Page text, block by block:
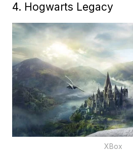
4. Hogwarts Legacy
XBox